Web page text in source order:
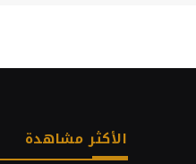
الأكثر مشاهدة